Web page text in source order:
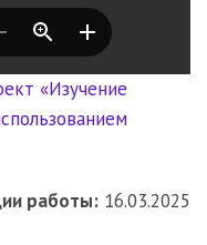
«Изучение
работы: 16.03.2025